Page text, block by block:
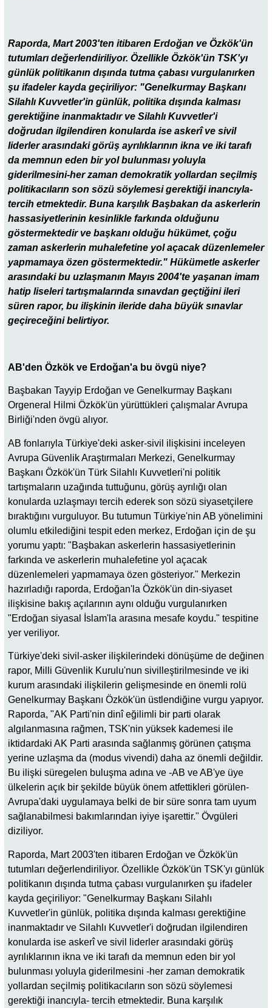
Raporda, Mart 2003'ten itibaren Erdoğan ve Özkök'ün
tutumları değerlendiriliyor. Özellikle Özkök'ün TSK'yı
günlük politikanın dışında tutma çabası vurgulanırken
şu ifadeler kayda geçiriliyor: "Genelkurmay Başkanı
Silahlı Kuvvetler'in günlük, politika dışında kalması
gerektiğine inanmaktadır ve Silahlı Kuvvetler'i
doğrudan ilgilendiren konularda ise askerî ve sivil
liderler arasındaki görüş ayrılıklarının ikna ve iki tarafı
da memnun eden bir yol bulunması yoluyla
giderilmesini-her zaman demokratik yollardan seçilmiş
politikacıların son sözü söylemesi gerektiği inancıyla-
tercih etmektedir. Buna karşılık Başbakan da askerlerin
hassasiyetlerinin kesinlikle farkında olduğunu
göstermektedir ve başkanı olduğu hükümet, çoğu
zaman askerlerin muhalefetine yol açacak düzenlemeler
yapmamaya özen göstermektedir." Hükümetle askerler
arasındaki bu uzlaşmanın Mayıs 2004'te yaşanan imam
hatip liseleri tartışmalarında sınavdan geçtiğini ileri
süren rapor, bu ilişkinin ileride daha büyük sınavlar
geçireceğini belirtiyor.
AB'den Özkök ve Erdoğan'a bu övgü niye?
Başbakan Tayyip Erdoğan ve Genelkurmay Başkanı
Orgeneral Hilmi Özkök'ün yürüttükleri çalışmalar Avrupa
Birliği'nden övgü alıyor.
AB fonlarıyla Türkiye'deki asker-sivil ilişkisini inceleyen
Avrupa Güvenlik Araştırmaları Merkezi, Genelkurmay
Başkanı Özkök'ün Türk Silahlı Kuvvetleri'ni politik
tartışmaların uzağında tuttuğunu, görüş ayrılığı olan
konularda uzlaşmayı tercih ederek son sözü siyasetçilere
bıraktığını vurguluyor. Bu tutumun Türkiye'nin AB yönelimini
olumlu etkilediğini tespit eden merkez, Erdoğan için de şu
yorumu yaptı: "Başbakan askerlerin hassasiyetlerinin
farkında ve askerlerin muhalefetine yol açacak
düzenlemeleri yapmamaya özen gösteriyor." Merkezin
hazırladığı raporda, Erdoğan'la Özkök'ün din-siyaset
ilişkisine bakış açılarının aynı olduğu vurgulanırken
"Erdoğan siyasal İslam'la arasına mesafe koydu." tespitine
yer veriliyor.
Türkiye'deki sivil-asker ilişkilerindeki dönüşüme de değinen
rapor, Milli Güvenlik Kurulu'nun sivilleştirilmesinde ve iki
kurum arasındaki ilişkilerin gelişmesinde en önemli rolü
Genelkurmay Başkanı Özkök'ün üstlendiğine vurgu yapıyor.
Raporda, "AK Parti'nin dinî eğilimli bir parti olarak
algılanmasına rağmen, TSK'nin yüksek kademesi ile
iktidardaki AK Parti arasında sağlanmış görünen çatışma
yerine uzlaşma da (modus vivendi) daha az önemli değildir.
Bu ilişki süregelen buluşma adına ve -AB ve AB'ye üye
ülkelerin açık bir şekilde büyük önem atfettikleri görülen-
Avrupa'daki uygulamaya belki de bir süre sonra tam uyum
sağlanabilmesi bakımlarından iyiye işarettir." Övgüleri
diziliyor.
Raporda, Mart 2003'ten itibaren Erdoğan ve Özkök'ün
tutumları değerlendiriliyor. Özellikle Özkök'ün TSK'yı günlük
politikanın dışında tutma çabası vurgulanırken şu ifadeler
kayda geçiriliyor: "Genelkurmay Başkanı Silahlı
Kuvvetler'in günlük, politika dışında kalması gerektiğine
inanmaktadır ve Silahlı Kuvvetler'i doğrudan ilgilendiren
konularda ise askerî ve sivil liderler arasındaki görüş
ayrılıklarının ikna ve iki tarafı da memnun eden bir yol
bulunması yoluyla giderilmesini -her zaman demokratik
yollardan seçilmiş politikacıların son sözü söylemesi
gerektiği inancıyla- tercih etmektedir. Buna karşılık